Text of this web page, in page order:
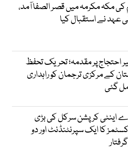
کی مکہ مکرمہ میں قصر الصفا آمد،
عہد نے استقبال کیا
احتجاج پر مقدمہ؛ تحریک تحفظ
کے مرکزی ترجمان کو راہداری
گئی
اینٹی کرپشن سرکل کی بڑی
کسٹمز کا ایک سپرنٹنڈنٹ اور دو